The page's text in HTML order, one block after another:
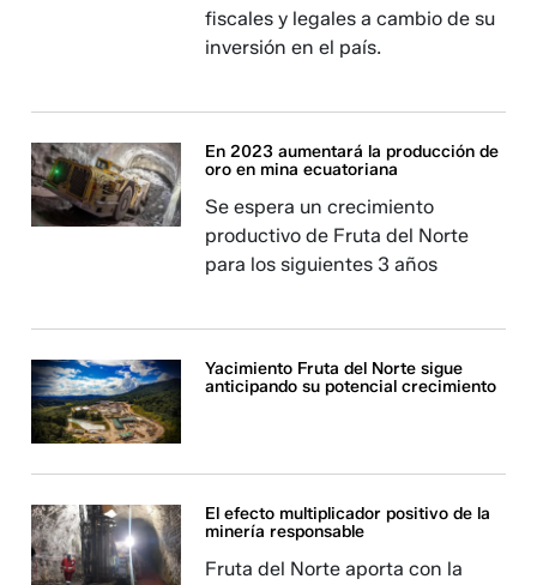
fiscales y legales a cambio de su
inversión en el país.
En 2023 aumentará la producción de
oro en mina ecuatoriana
Se espera un crecimiento
productivo de Fruta del Norte
para los siguientes 3 años
Yacimiento Fruta del Norte sigue
anticipando su potencial crecimiento
El efecto multiplicador positivo de la
minería responsable
Fruta del Norte aporta con la